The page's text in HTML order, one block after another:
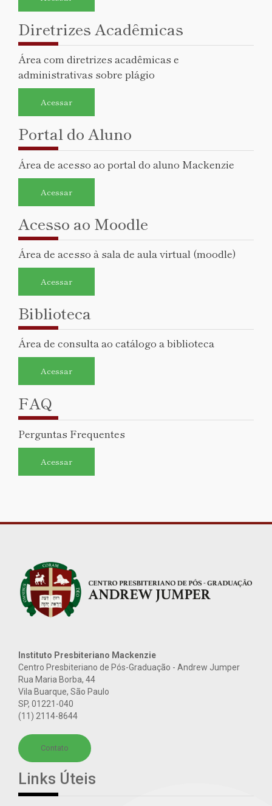
Diretrizes Acadêmicas
Área com diretrizes acadêmicas e
administrativas sobre plágio
Acessar
Portal do Aluno
Área de acesso ao portal do aluno Mackenzie
Acessar
Acesso ao Moodle
Área de acesso à sala de aula virtual (moodle)
Acessar
Biblioteca
Área de consulta ao catálogo a biblioteca
Acessar
FAQ
Perguntas Frequentes
Acessar
Instituto Presbiteriano Mackenzie
Centro Presbiteriano de Pós-Graduação - Andrew Jumper
Rua Maria Borba, 44
Vila Buarque, São Paulo
SP, 01221-040
(11) 2114-8644
Contato
Links Úteis